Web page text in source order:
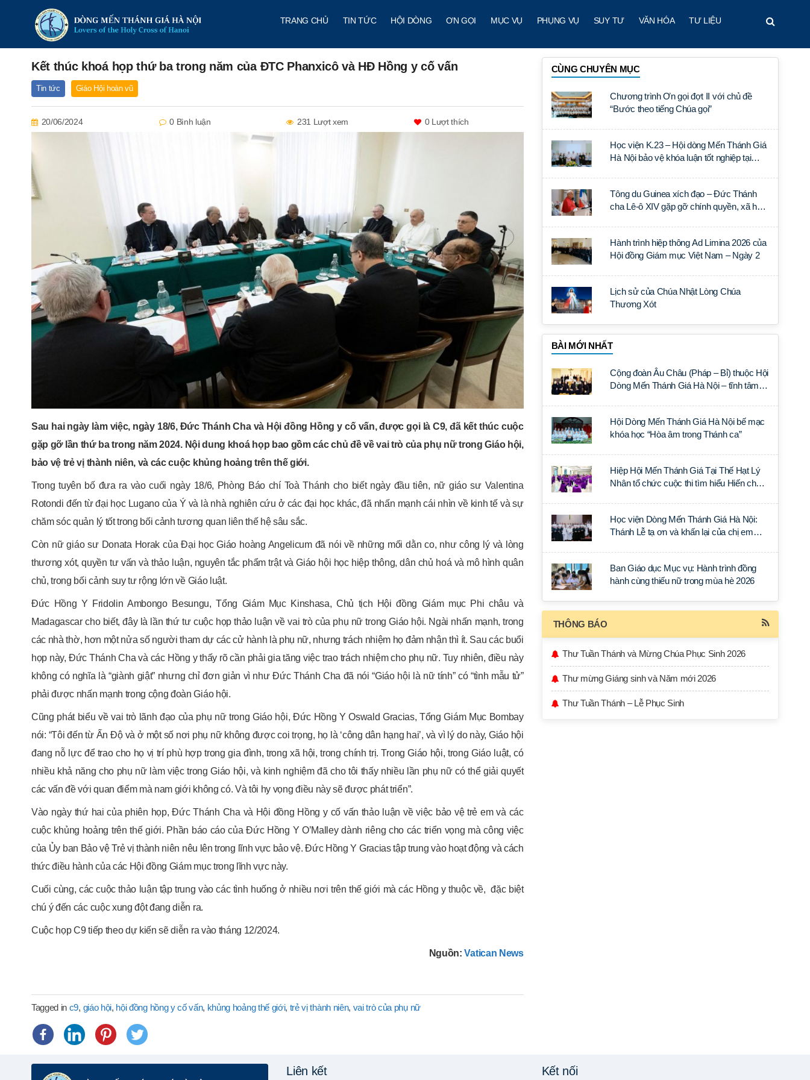
TRANG CHỦ TIN TỨC HỘI DÒNG ƠN GỌI MỤC VỤ PHỤNG VỤ SUY TƯ VĂN HÓA TƯ LIỆU
Kết thúc khoá họp thứ ba trong năm của ĐTC Phanxicô và HĐ Hồng y cố vấn
Tin tức Giáo Hội hoàn vũ
20/06/2024 0 Bình luận 231 Lượt xem 0Lượt thích
Sau hai ngày làm việc, ngày 18/6, Đức Thánh Cha và Hội đồng Hồng y cố vấn, được gọi là C9, đã kết thúc cuộc
gặp gỡ lần thứ ba trong năm 2024. Nội dung khoá họp bao gồm các chủ đề về vai trò của phụ nữ trong Giáo hội,
bảo vệ trẻ vị thành niên, và các cuộc khủng hoảng trên thế giới.
Trong tuyên bố đưa ra vào cuối ngày 18/6, Phòng Báo chí Toà Thánh cho biết ngày đầu tiên, nữ giáo sư Valentina
Rotondi đến từ đại học Lugano của Ý và là nhà nghiên cứu ở các đại học khác, đã nhấn mạnh cái nhìn về kinh tế và sự
chăm sóc quản lý tốt trong bối cảnh tương quan liên thế hệ sâu sắc.
Còn nữ giáo sư Donata Horak của Đại học Giáo hoàng Angelicum đã nói về những mối dằn co, như công lý và lòng
thương xót, quyền tư vấn và thảo luận, nguyên tắc phẩm trật và Giáo hội học hiệp thông, dân chủ hoá và mô hình quân
chủ, trong bối cảnh suy tư rộng lớn về Giáo luật.
Đức Hồng Y Fridolin Ambongo Besungu, Tổng Giám Mục Kinshasa, Chủ tịch Hội đồng Giám mục Phi châu và
Madagascar cho biết, đây là lần thứ tư cuộc họp thảo luận về vai trò của phụ nữ trong Giáo hội. Ngài nhấn mạnh, trong
các nhà thờ, hơn một nửa số người tham dự các cử hành là phụ nữ, nhưng trách nhiệm họ đảm nhận thì ít. Sau các buổi
họp này, Đức Thánh Cha và các Hồng y thấy rõ cần phải gia tăng việc trao trách nhiệm cho phụ nữ. Tuy nhiên, điều này
không có nghĩa là “giành giật” nhưng chỉ đơn giản vì như Đức Thánh Cha đã nói “Giáo hội là nữ tính” có “tình mẫu tử”
phải được nhấn mạnh trong cộng đoàn Giáo hội.
Cũng phát biểu về vai trò lãnh đạo của phụ nữ trong Giáo hội, Đức Hồng Y Oswald Gracias, Tổng Giám Mục Bombay
nói: “Tôi đến từ Ấn Độ và ở một số nơi phụ nữ không được coi trọng, họ là ‘công dân hạng hai’, và vì lý do này, Giáo hội
đang nỗ lực để trao cho họ vị trí phù hợp trong gia đình, trong xã hội, trong chính trị. Trong Giáo hội, trong Giáo luật, có
nhiều khả năng cho phụ nữ làm việc trong Giáo hội, và kinh nghiệm đã cho tôi thấy nhiều lần phụ nữ có thể giải quyết
các vấn đề với quan điểm mà nam giới không có. Và tôi hy vọng điều này sẽ được phát triển”.
Vào ngày thứ hai của phiên họp, Đức Thánh Cha và Hội đồng Hồng y cố vấn thảo luận về việc bảo vệ trẻ em và các
cuộc khủng hoảng trên thế giới. Phần báo cáo của Đức Hồng Y O’Malley dành riêng cho các triển vọng mà công việc
của Ủy ban Bảo vệ Trẻ vị thành niên nêu lên trong lĩnh vực bảo vệ. Đức Hồng Y Gracias tập trung vào hoạt động và cách
thức điều hành của các Hội đồng Giám mục trong lĩnh vực này.
Cuối cùng, các cuộc thảo luận tập trung vào các tình huống ở nhiều nơi trên thế giới mà các Hồng y thuộc về, đặc biệt
chú ý đến các cuộc xung đột đang diễn ra.
Cuộc họp C9 tiếp theo dự kiến sẽ diễn ra vào tháng 12/2024.
Nguồn:Vatican News
Tagged in c9, giáo hội, hội đồng hồng y cố vấn, khủng hoảng thế giới, trẻ vị thành niên, vai trò của phụ nữ
CÙNG CHUYÊN MỤC
Chương trình Ơn gọi đợt II với chủ đề
“Bước theo tiếng Chúa gọi”
Học viện K.23 – Hội dòng Mến Thánh Giá
Hà Nội bảo vệ khóa luận tốt nghiệp tại
Tông du Guinea xích đạo – Đức Thánh
cha Lê-ô XIV gặp gỡ chính quyền, xã hội
Hành trình hiệp thông Ad Limina 2026 của
Hội đồng Giám mục Việt Nam – Ngày 2
Lịch sử của Chúa Nhật Lòng Chúa
Thương Xót
BÀI MỚI NHẤT
Cộng đoàn Âu Châu (Pháp – Bỉ) thuộc Hội
Dòng Mến Thánh Giá Hà Nội – tĩnh tâm
Hội Dòng Mến Thánh Giá Hà Nội bế mạc
khóa học “Hòa âm trong Thánh ca”
Hiệp Hội Mến Thánh Giá Tại Thế Hạt Lý
Nhân tổ chức cuộc thi tìm hiểu Hiến chế
Học viện Dòng Mến Thánh Giá Hà Nội:
Thánh Lễ tạ ơn và khấn lại của chị em
Ban Giáo dục Mục vụ: Hành trình đồng
hành cùng thiếu nữ trong mùa hè 2026
THÔNG BÁO
Thư Tuần Thánh và Mừng Chúa Phục Sinh 2026
Thư mừng Giáng sinh và Năm mới 2026
Thư Tuần Thánh – Lễ Phục Sinh
Liên kết Kết nối